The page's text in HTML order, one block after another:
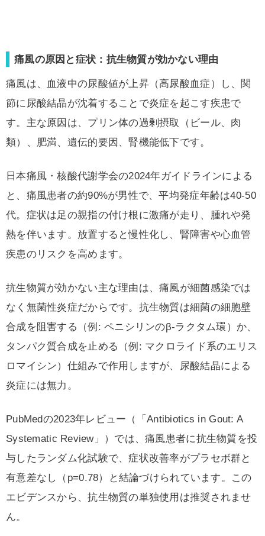
痛風の原因と症状：抗生物質が効かない理由
痛風は、血液中の尿酸値が上昇（高尿酸血症）し、関
節に尿酸結晶が沈着することで炎症を起こす疾患で
す。主な原因は、プリン体の過剰摂取（ビール、肉
類）、肥満、遺伝的要因、腎機能低下です。
日本痛風・核酸代謝学会の2024年ガイドラインによる
と、痛風患者の約90%が男性で、平均発症年齢は40-50
代。症状は足の親指の付け根に激痛が走り、腫れや発
熱を伴います。放置すると慢性化し、腎障害や心血管
疾患のリスクを高めます。
抗生物質が効かない主な理由は、痛風が細菌感染では
なく無菌性炎症だからです。抗生物質は細菌の細胞壁
合成を阻害する（例: ペニシリンのβ-ラクタム環）か、
タンパク質合成を止める（例: マクロライド系のエリス
ロマイシン）仕組みで作用しますが、尿酸結晶による
炎症には無力。
PubMedの2023年レビュー（「Antibiotics in Gout: A
Systematic Review」）では、痛風患者に抗生物質を投
与したランダム化試験で、症状改善率がプラセボ群と
有意差なし（p=0.78）と結論づけられています。この
エビデンスから、抗生物質の単独使用は推奨されませ
ん。